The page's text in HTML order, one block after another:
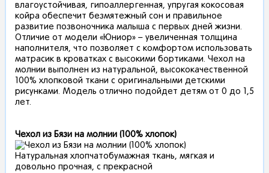
влагоустойчивая, гипоаллергенная, упругая кокосовая
койра обеспечит безмятежный сон и правильное
развитие позвоночника малыша с первых дней жизни.
Отличие от модели «Юниор» – увеличенная толщина
наполнителя, что позволяет с комфортом использовать
матрасик в кроватках с высокими бортиками. Чехол на
молнии выполнен из натуральной, высококачественной
100% хлопковой ткани с оригинальными детскими
рисунками. Модель отлично подойдет детям от 0 до 1,5
лет.
Чехол из Бязи на молнии (100% хлопок)
Натуральная хлопчатобумажная ткань, мягкая и
довольно прочная, с прекрасной